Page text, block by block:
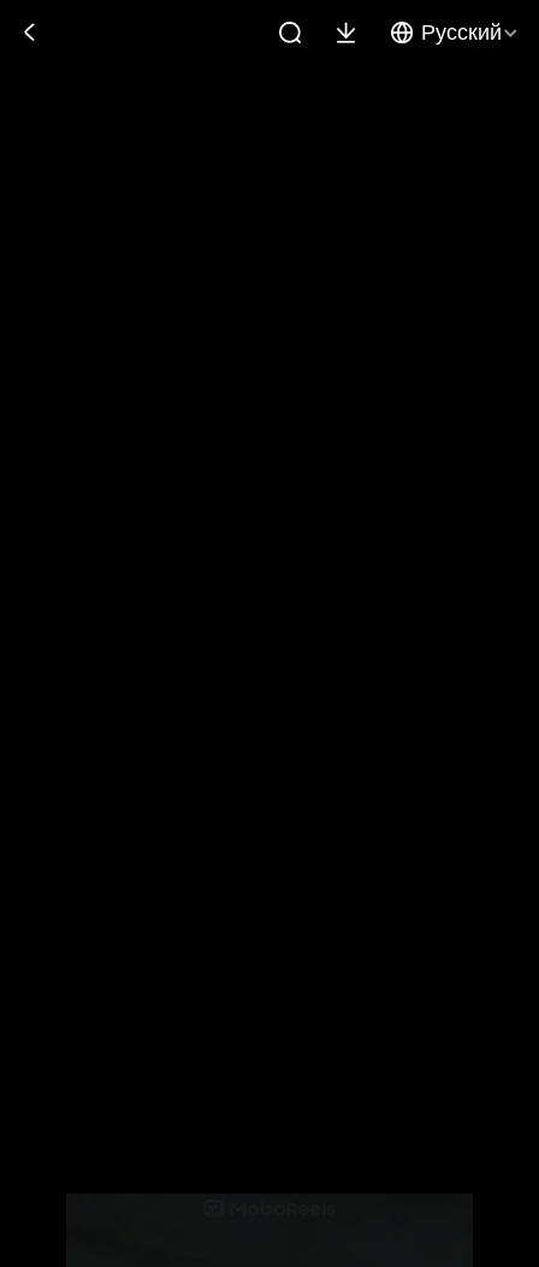
Русский